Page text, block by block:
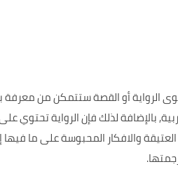
الرواية أو القصة ستتمكن من معرفة
بالإضافة لذلك فإن الرواية
العتيقة والافكار المحبوسة على ما